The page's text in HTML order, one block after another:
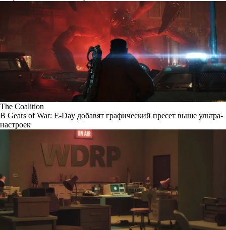
The Coalition
В Gears of War: E-Day добавят графический пресет выше ультра-
настроек